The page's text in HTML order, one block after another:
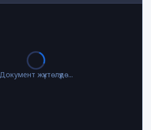
Документ жүктөлүүдө...